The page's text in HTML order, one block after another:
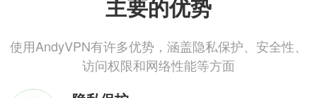
主要的优势
使用AndyVPN有许多优势，涵盖隐私保护、安全性、
访问权限和网络性能等方面